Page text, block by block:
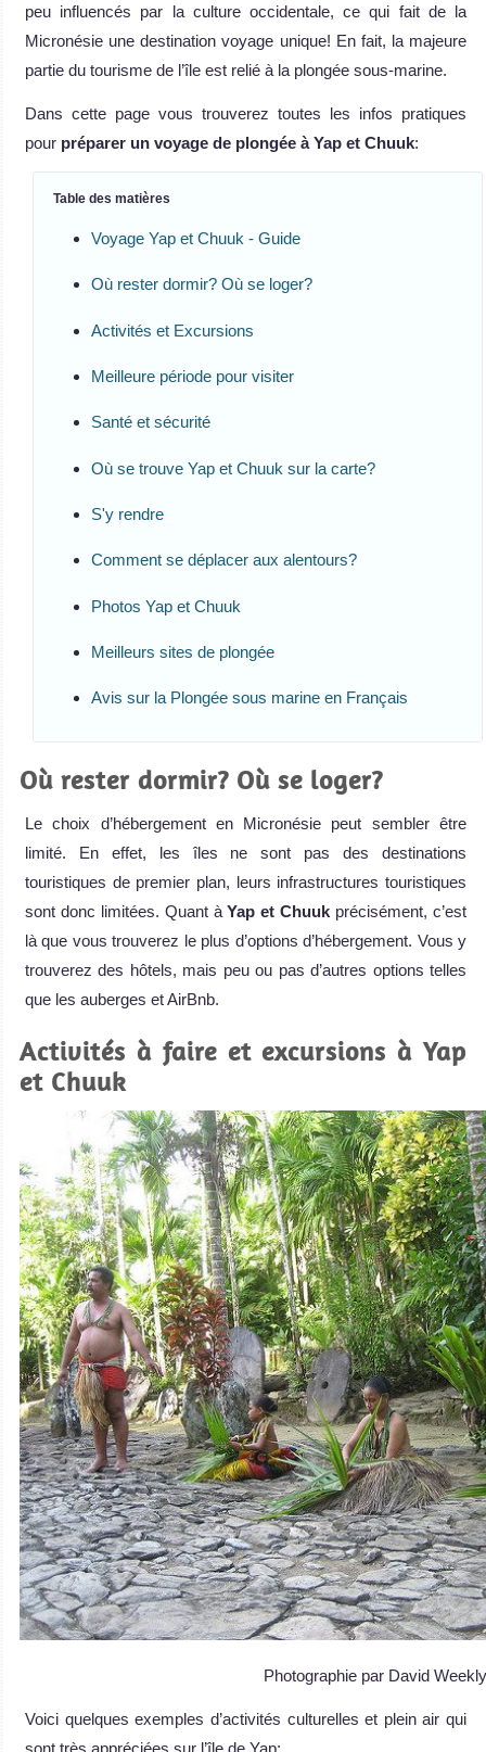
peu influencés par la culture occidentale, ce qui fait de la
Micronésie une destination voyage unique! En fait, la majeure
partie du tourisme de l’île est relié à la plongée sous-marine.
Dans cette page vous trouverez toutes les infos pratiques
pour préparer un voyage de plongée à Yap et Chuuk:
Table des matières
Voyage Yap et Chuuk - Guide
Où rester dormir? Où se loger?
Activités et Excursions
Meilleure période pour visiter
Santé et sécurité
Où se trouve Yap et Chuuk sur la carte?
S'y rendre
Comment se déplacer aux alentours?
Photos Yap et Chuuk
Meilleurs sites de plongée
Avis sur la Plongée sous marine en Français
Où rester dormir? Où se loger?
Le choix d’hébergement en Micronésie peut sembler être
limité. En effet, les îles ne sont pas des destinations
touristiques de premier plan, leurs infrastructures touristiques
sont donc limitées. Quant àYap et Chuuk précisément, c’est
là que vous trouverez le plus d’options d’hébergement. Vous y
trouverez des hôtels, mais peu ou pas d’autres options telles
que les auberges et AirBnb.
Activités à faire et excursions à Yap
et Chuuk
Photographie par David Weekly
Voici quelques exemples d’activités culturelles et plein air qui
sont très appréciées sur l’île de Yap: